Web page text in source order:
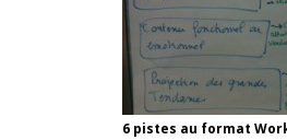
6 pistes au format